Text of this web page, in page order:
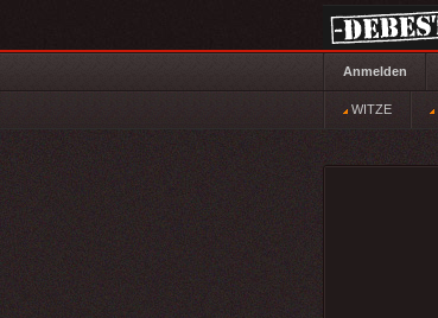
Anmelden
WITZE